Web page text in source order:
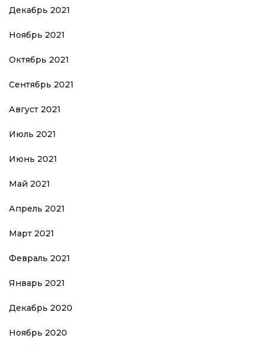
Декабрь 2021
Ноябрь 2021
Октябрь 2021
Сентябрь 2021
Август 2021
Июль 2021
Июнь 2021
Май 2021
Апрель 2021
Март 2021
Февраль 2021
Январь 2021
Декабрь 2020
Ноябрь 2020